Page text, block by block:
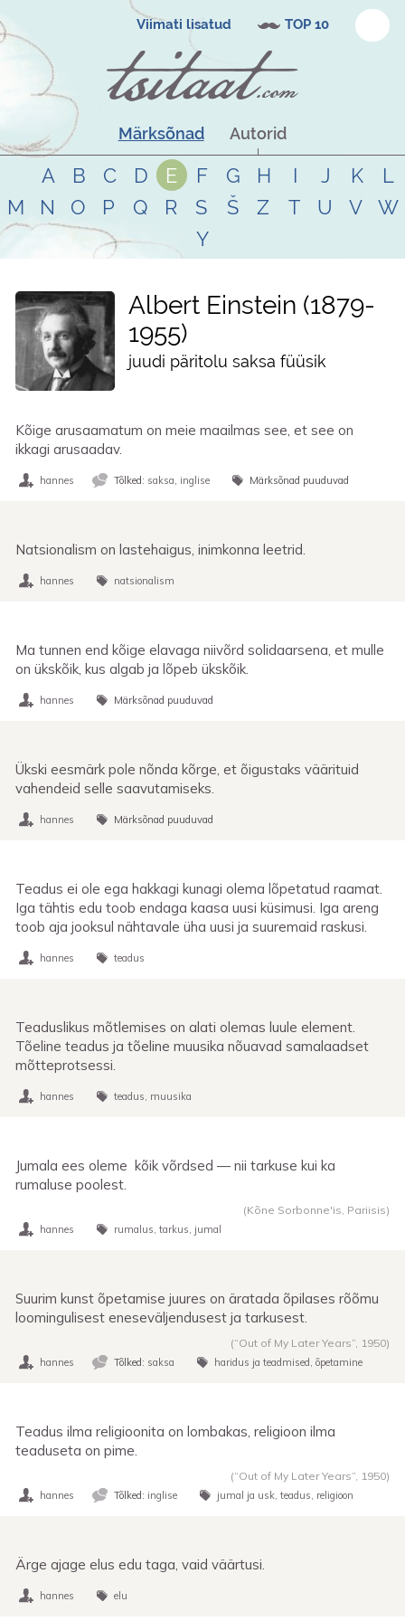
Viimati lisatud TOP 10
Märksõnad Autorid
A B C D E F G H I J K
L
M
N O P Q R S Š Z T U V
W
Y
Albert Einstein 1879-
1955
juudi päritolu saksa füüsik
Kõige arusaamatum on meie maailmas see, et see on
ikkagi arusaadav.
hannes Tõlked: saksa, inglise Märksõnad puuduvad
Natsionalism on lastehaigus, inimkonna leetrid.
hannes natsionalism
Ma tunnen end kõige elavaga niivõrd solidaarsena, et mulle
on ükskõik, kus algab ja lõpeb ükskõik.
hannes Märksõnad puuduvad
Ükski eesmärk pole nõnda kõrge, et õigustaks väärituid
vahendeid selle saavutamiseks.
hannes Märksõnad puuduvad
Teadus ei ole ega hakkagi kunagi olema lõpetatud raamat.
Iga tähtis edu toob endaga kaasa uusi küsimusi. Iga areng
toob aja jooksul nähtavale üha uusi ja suuremaid raskusi.
hannes teadus
Teaduslikus mõtlemises on alati olemas luule element.
Tõeline teadus ja tõeline muusika nõuavad samalaadset
mõtteprotsessi.
hannes teadus muusika
Jumala ees oleme kõik võrdsed — nii tarkuse kui ka
rumaluse poolest.
(Kõne Sorbonne'is, Pariisis)
hannes rumalus tarkus jumal
Suurim kunst õpetamise juures on äratada õpilases rõõmu
loomingulisest eneseväljendusest ja tarkusest.
(“Out of My Later Years”, 1950)
hannes Tõlked: saksa haridus ja teadmised õpetamine
Teadus ilma religioonita on lombakas, religioon ilma
teaduseta on pime.
(“Out of My Later Years”, 1950)
hannes Tõlked: inglise jumal ja usk teadus religioon
Ärge ajage elus edu taga, vaid väärtusi.
hannes elu